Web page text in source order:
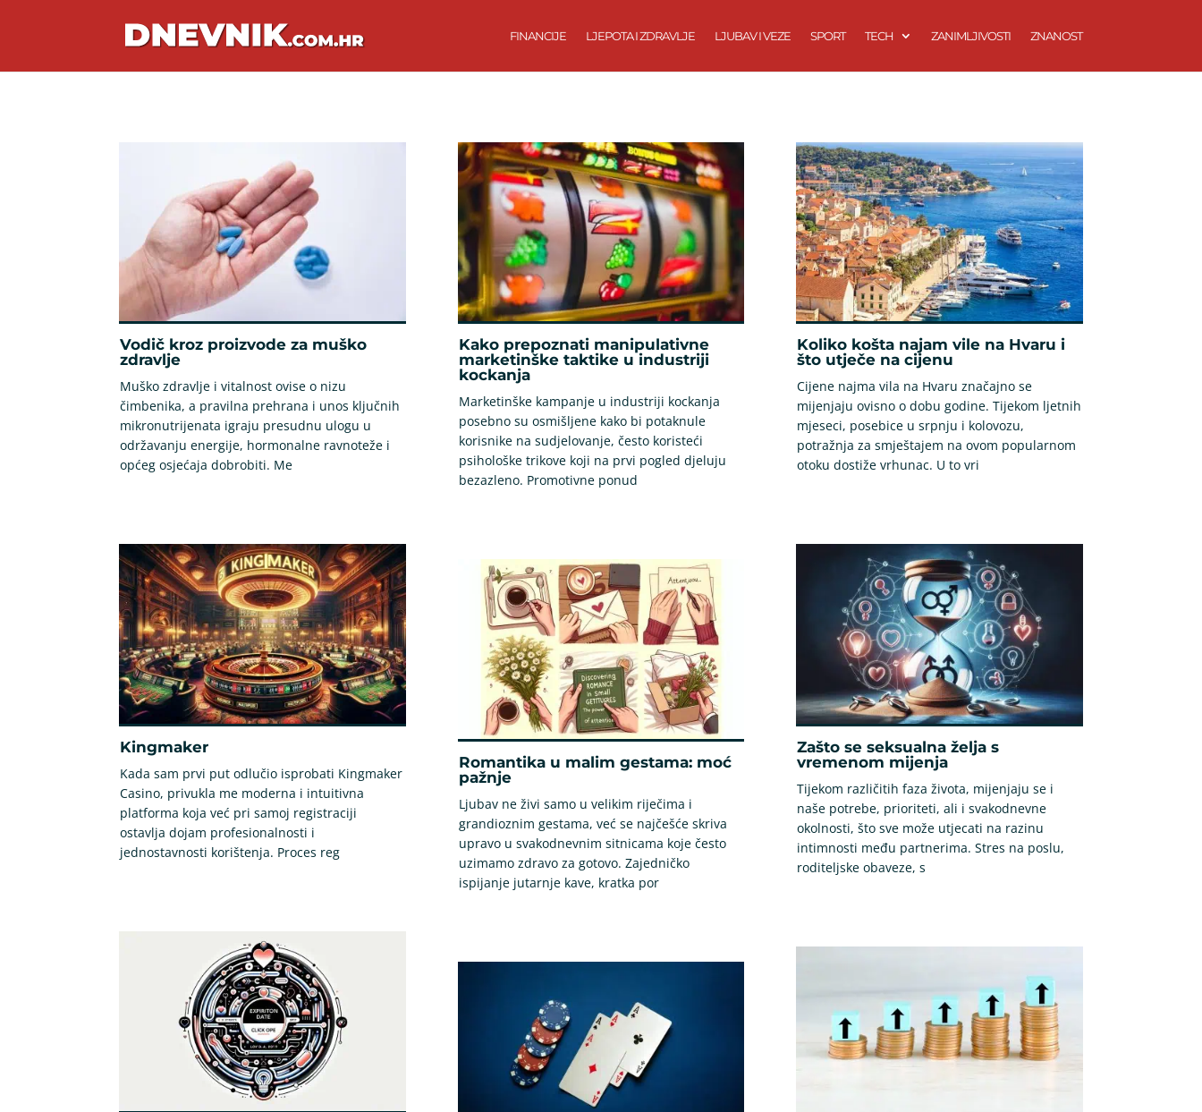
FINANCIJE LJEPOTA I ZDRAVLJE LJUBAV I VEZE SPORT TECH ZANIMLJIVOSTI ZNANOST
Vodič kroz proizvode za muško
zdravlje
Muško zdravlje i vitalnost ovise o nizu
čimbenika, a pravilna prehrana i unos ključnih
mikronutrijenata igraju presudnu ulogu u
održavanju energije, hormonalne ravnoteže i
općeg osjećaja dobrobiti. Me
Kingmaker
Kada sam prvi put odlučio isprobati Kingmaker
Casino, privukla me moderna i intuitivna
platforma koja već pri samoj registraciji
ostavlja dojam profesionalnosti i
jednostavnosti korištenja. Proces reg
Kako prepoznati manipulativne
marketinške taktike u industriji
kockanja
Marketinške kampanje u industriji kockanja
posebno su osmišljene kako bi potaknule
korisnike na sudjelovanje, često koristeći
psihološke trikove koji na prvi pogled djeluju
bezazleno. Promotivne ponud
Romantika u malim gestama: moć
pažnje
Ljubav ne živi samo u velikim riječima i
grandioznim gestama, već se najčešće skriva
upravo u svakodnevnim sitnicama koje često
uzimamo zdravo za gotovo. Zajedničko
ispijanje jutarnje kave, kratka por
Koliko košta najam vile na Hvaru i
što utječe na cijenu
Cijene najma vila na Hvaru značajno se
mijenjaju ovisno o dobu godine. Tijekom ljetnih
mjeseci, posebice u srpnju i kolovozu,
potražnja za smještajem na ovom popularnom
otoku dostiže vrhunac. U to vri
Zašto se seksualna želja s
vremenom mijenja
Tijekom različitih faza života, mijenjaju se i
naše potrebe, prioriteti, ali i svakodnevne
okolnosti, što sve može utjecati na razinu
intimnosti među partnerima. Stres na poslu,
roditeljske obaveze, s